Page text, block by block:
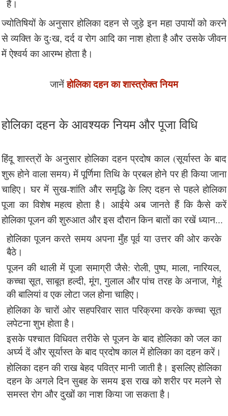
हैं।
ज्योतिषियों के अनुसार होलिका दहन से जुड़े इन महा उपायों को करने
से व्यक्ति के दुःख, दर्द व रोग आदि का नाश होता है और उसके जीवन
में ऐश्वर्य का आरम्भ होता है।
जानेंहोलिका दहन का शास्त्रोक्त नियम
होलिका दहन के आवश्यक नियम और पूजा विधि
हिंदू शास्त्रों के अनुसार होलिका दहन प्रदोष काल (सूर्यास्त के बाद
शुरू होने वाला समय) में पूर्णिमा तिथि के प्रबल होने पर ही किया जाना
चाहिए। घर में सुख-शांति और समृद्धि के लिए दहन से पहले होलिका
पूजा का विशेष महत्व होता है। आईये अब जानते हैं कि कैसे करें
होलिका पूजन की शुरुआत और इस दौरान किन बातों का रखें ध्यान...
होलिका पूजन करते समय अपना मुँह पूर्व या उत्तर की ओर करके
बैठे।
पूजन की थाली में पूजा समाग्री जैसे: रोली, पुष्प, माला, नारियल,
कच्चा सूत, साबूत हल्दी, मूंग, गुलाल और पांच तरह के अनाज, गेहूं
की बालियां व एक लोटा जल होना चाहिए।
होलिका के चारों ओर सहपरिवार सात परिक्रमा करके कच्चा सूत
लपेटना शुभ होता है।
इसके पश्चात विधिवत तरीके से पूजन के बाद होलिका को जल का
अर्घ्य दें और सूर्यास्त के बाद प्रदोष काल में होलिका का दहन करें।
होलिका दहन की राख बेहद पवित्र मानी जाती है। इसलिए होलिका
दहन के अगले दिन सुबह के समय इस राख को शरीर पर मलने से
समस्त रोग और दुखों का नाश किया जा सकता है।